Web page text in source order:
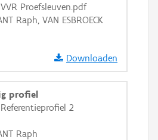
VVR Proefsleuven.pdf
Raph, VAN ESBROECK
Downloaden
profiel
Referentieprofiel 2
Raph